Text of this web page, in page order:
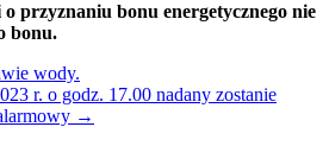
przyznaniu bonu energetycznego nie
bonu.
wody.
r. o godz. 17.00 nadany zostanie
→